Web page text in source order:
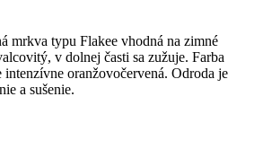
mrkva typu Flakee vhodná na zimné
v dolnej časti sa zužuje. Farba
intenzívne oranžovočervená. Odroda je
a sušenie.